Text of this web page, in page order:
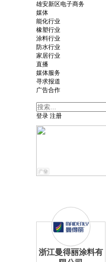
雄安新区电子商务
媒体
能化行业
橡塑行业
涂料行业
防水行业
家居行业
直播
媒体服务
寻求报道
广告合作
登录 注册
浙江曼得丽涂料有